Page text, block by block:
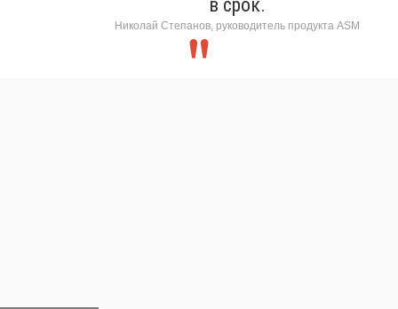
в срок.
Николай Степанов, руководитель продукта ASM